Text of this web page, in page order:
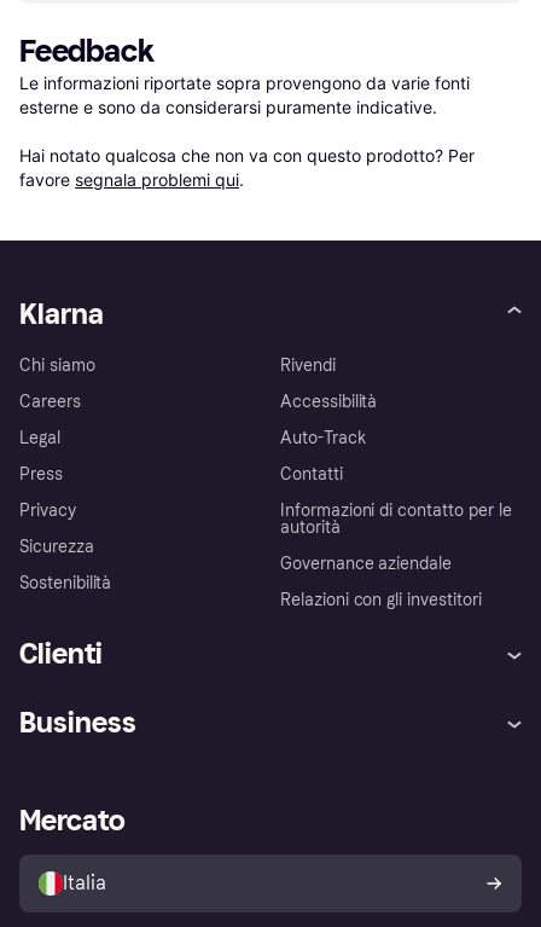
Feedback
Le informazioni riportate sopra provengono da varie fonti
esterne e sono da considerarsi puramente indicative.
Hai notato qualcosa che non va con questo prodotto? Per
favore segnala problemi qui.
Klarna
Chi siamo
Careers
Legal
Press
Privacy
Sicurezza
Sostenibilità
Rivendi
Accessibilità
Auto-Track
Contatti
Informazioni di contatto per le
autorità
Governance aziendale
Relazioni con gli investitori
Clienti
Esplora i negozi
Politica di protezione
dell'acquirente Klarna
Business
Accesso aziende
Mercato
Italia